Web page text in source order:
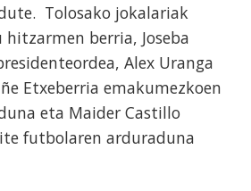
Tolosako jokalariak
berria, Joseba
Alex Uranga
Etxeberria emakumezkoen
eta Maider Castillo
futbolaren arduraduna